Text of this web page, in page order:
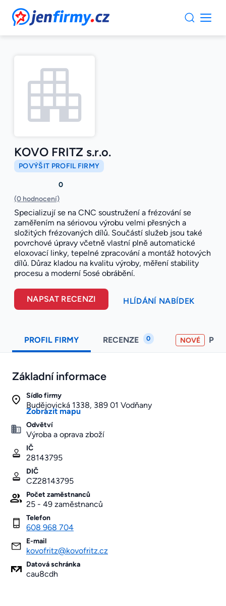
JenFirmy.cz
KOVO FRITZ s.r.o.
POVÝŠIT PROFIL FIRMY
0
(0 hodnocení)
Specializují se na CNC soustružení a frézování se
zaměřením na sériovou výrobu velmi přesných a
složitých frézovaných dílů. Součástí služeb jsou také
povrchové úpravy včetně vlastní plně automatické
eloxovací linky, tepelné zpracování a montáž hotových
dílů. Důraz kladou na kvalitu výroby, měření stability
procesu a moderní 5osé obrábění.
NAPSAT RECENZI HLÍDÁNÍ NABÍDEK
PROFIL FIRMY RECENZE 0 NOVÉ
Základní informace
Sídlo firmy
Budějovická 1338, 389 01 Vodňany
Zobrazit mapu
Odvětví
Výroba a oprava zboží
IČ
28143795
DIČ
CZ28143795
Počet zaměstnanců
25 - 49 zaměstnanců
Telefon
608 968 704
E-mail
kovofritz@kovofritz.cz
Datová schránka
cau8cdh